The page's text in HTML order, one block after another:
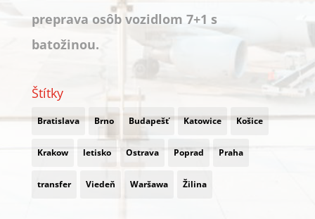
preprava osôb vozidlom 7+1 s
batožinou.
Štítky
Bratislava Brno Budapešť Katowice Košice
Krakow letisko Ostrava Poprad Praha
transfer Viedeň Waršawa Žilina